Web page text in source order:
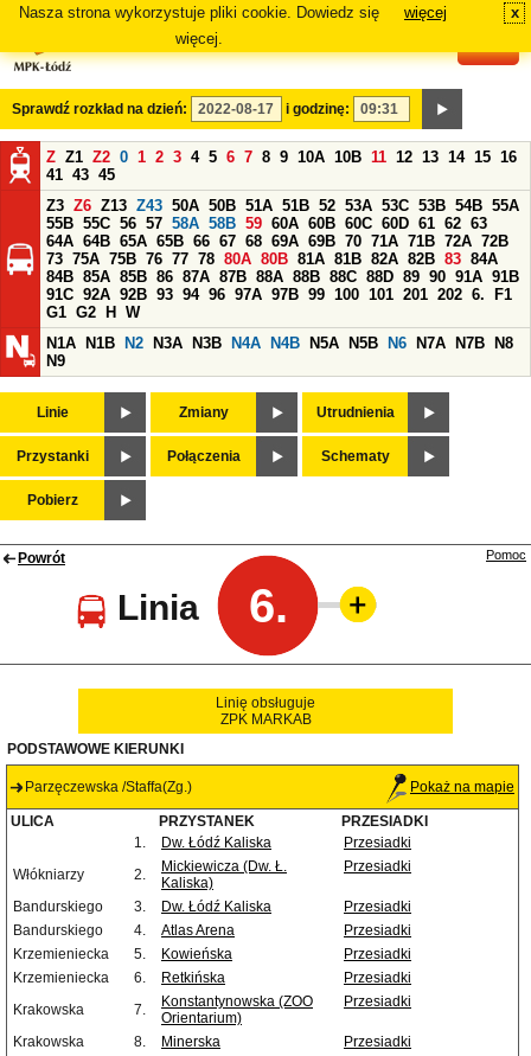
Nasza strona wykorzystuje pliki cookie. Dowiedz się
więcej.
więcej x
Sprawdź rozkład na dzień: i godzinę:
Z Z1 Z2 0 1 2 3 4 5 6 7 8 9 10A 10B 11 12 13 14 15 16
41 43 45
Z3 Z6 Z13 Z43 50A 50B 51A 51B 52 53A 53C 53B 54B 55A
55B 55C 56 57 58A 58B 59 60A 60B 60C 60D 61 62 63
64A 64B 65A 65B 66 67 68 69A 69B 70 71A 71B 72A 72B
73 75A 75B 76 77 78 80A 80B 81A 81B 82A 82B 83 84A
84B 85A 85B 86 87A 87B 88A 88B 88C 88D 89 90 91A 91B
91C 92A 92B 93 94 96 97A 97B 99 100 101 201 202 6.
F1
G1 G2 H
W
N1A
N1B N2 N3A N3B N4A N4B N5A N5B N6 N7A N7B
N8
N9
Linie Zmiany Utrudnienia
Przystanki Połączenia Schematy
Pobierz
Powrót
Linia 6.
Pomoc
Linię obsługuje
ZPK MARKAB
PODSTAWOWE KIERUNKI
Parzęczewska /Staffa(Zg.) Pokaż na mapie
ULICA PRZYSTANEK
PRZESIADKI
1.
Dw. Łódź Kaliska
Przesiadki
Włókniarzy
2.
Mickiewicza (Dw. Ł.
Kaliska)
Przesiadki
Bandurskiego 3. Dw. Łódź Kaliska
Przesiadki
Bandurskiego
4. Atlas Arena
Przesiadki
Krzemieniecka
5. Kowieńska
Przesiadki
Krzemieniecka
6. Retkińska
Przesiadki
Krakowska
7.
Konstantynowska (ZOO
Orientarium)
Przesiadki
Krakowska 8. Minerska
Przesiadki